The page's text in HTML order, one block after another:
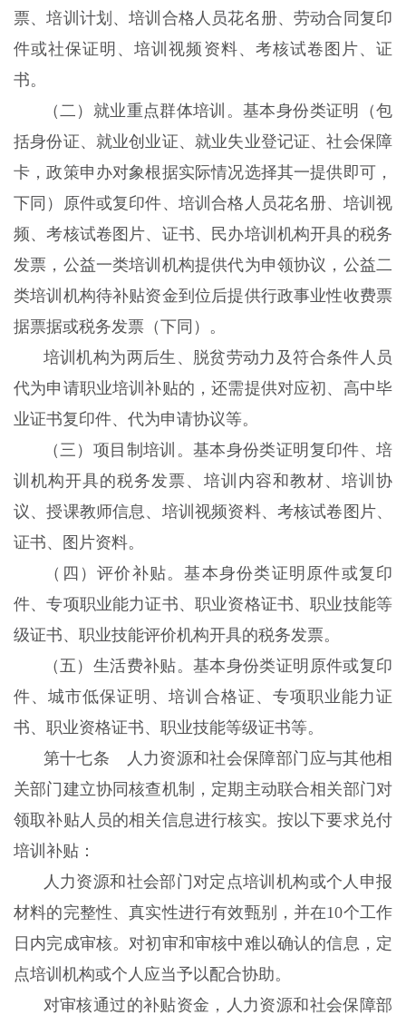
票、培训计划、培训合格人员花名册、劳动合同复印
件或社保证明、培训视频资料、考核试卷图片、证
书。
（二）就业重点群体培训。基本身份类证明（包
括身份证、就业创业证、就业失业登记证、社会保障
卡，政策申办对象根据实际情况选择其一提供即可，
下同）原件或复印件、培训合格人员花名册、培训视
频、考核试卷图片、证书、民办培训机构开具的税务
发票，公益一类培训机构提供代为申领协议，公益二
类培训机构待补贴资金到位后提供行政事业性收费票
据票据或税务发票（下同）。
培训机构为两后生、脱贫劳动力及符合条件人员
代为申请职业培训补贴的，还需提供对应初、高中毕
业证书复印件、代为申请协议等。
（三）项目制培训。基本身份类证明复印件、培
训机构开具的税务发票、培训内容和教材、培训协
议、授课教师信息、培训视频资料、考核试卷图片、
证书、图片资料。
（四）评价补贴。基本身份类证明原件或复印
件、专项职业能力证书、职业资格证书、职业技能等
级证书、职业技能评价机构开具的税务发票。
（五）生活费补贴。基本身份类证明原件或复印
件、城市低保证明、培训合格证、专项职业能力证
书、职业资格证书、职业技能等级证书等。
第十七条 人力资源和社会保障部门应与其他相
关部门建立协同核查机制，定期主动联合相关部门对
领取补贴人员的相关信息进行核实。按以下要求兑付
培训补贴：
人力资源和社会部门对定点培训机构或个人申报
材料的完整性、真实性进行有效甄别，并在10个工作
日内完成审核。对初审和审核中难以确认的信息，定
点培训机构或个人应当予以配合协助。
对审核通过的补贴资金，人力资源和社会保障部